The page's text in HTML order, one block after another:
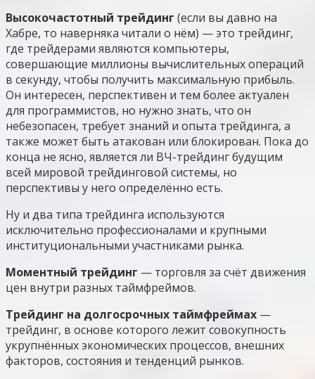
Высокочастотный трейдинг (если вы давно на
Хабре, то наверняка читали о нём) — это трейдинг,
где трейдерами являются компьютеры,
совершающие миллионы вычислительных операций
в секунду, чтобы получить максимальную прибыль.
Он интересен, перспективен и тем более актуален
для программистов, но нужно знать, что он
небезопасен, требует знаний и опыта трейдинга, а
также может быть атакован или блокирован. Пока до
конца не ясно, является ли ВЧ-трейдинг будущим
всей мировой трейдинговой системы, но
перспективы у него определённо есть.
Ну и два типа трейдинга используются
исключительно профессионалами и крупными
институциональными участниками рынка.
Моментный трейдинг — торговля за счёт движения
цен внутри разных таймфреймов.
Трейдинг на долгосрочных таймфреймах —
трейдинг, в основе которого лежит совокупность
укрупнённых экономических процессов, внешних
факторов, состояния и тенденций рынков.